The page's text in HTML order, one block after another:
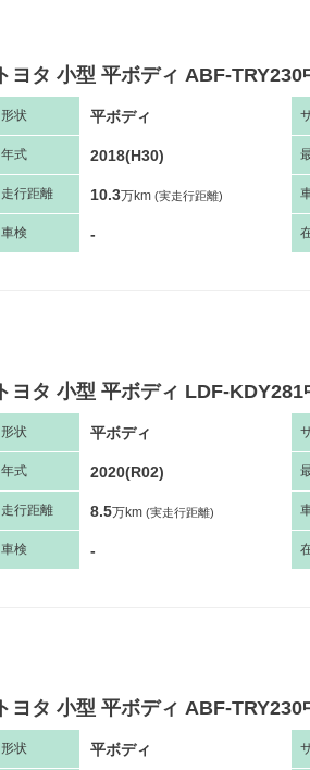
トヨタ 小型 平ボディ ABF-
形状 平ボディ
年式 2018(H30)
走行距離 10.3万km (実走行距離)
車検 -
トヨタ 小型 平ボディ LDF-
形状 平ボディ
年式 2020(R02)
走行距離 8.5万km (実走行距離)
車検 -
トヨタ 小型 平ボディ ABF-
形状 平ボディ